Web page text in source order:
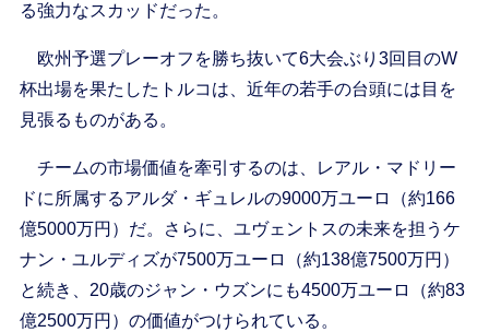
る強力なスカッドだった。
欧州予選プレーオフを勝ち抜いて6大会ぶり3回目のW
杯出場を果たしたトルコは、近年の若手の台頭には目を
見張るものがある。
チームの市場価値を牽引するのは、レアル・マドリー
ドに所属するアルダ・ギュレルの9000万ユーロ（約166
億5000万円）だ。さらに、ユヴェントスの未来を担うケ
ナン・ユルディズが7500万ユーロ（約138億7500万円）
と続き、20歳のジャン・ウズンにも4500万ユーロ（約83
億2500万円）の価値がつけられている。